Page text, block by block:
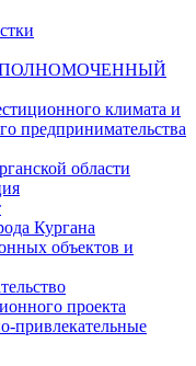
климата и
предпринимательства
области
Кургана
объектов и
проекта
привлекательные